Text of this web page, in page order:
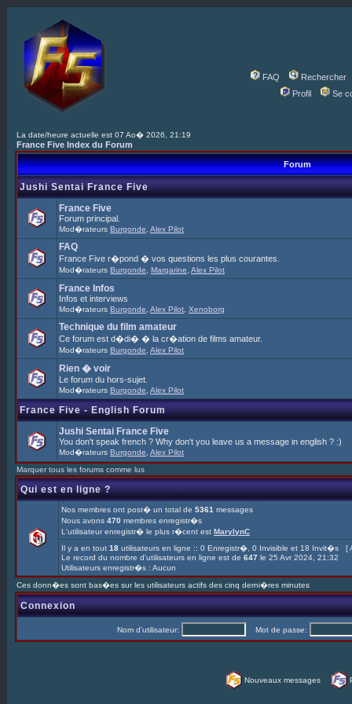
FAQ
Rechercher
Profil
Se
La date/heure actuelle est 07 Ao� 2026, 21:19
France Five Index du Forum
Forum
Jushi Sentai France Five
France Five
Forum principal.
Mod�rateurs Burgonde Alex Pilot
FAQ
France Five r�pond � vos questions les plus courantes.
Mod�rateurs Burgonde Margarine Alex Pilot
France Infos
Infos et interviews
Mod�rateurs Burgonde Alex Pilot Xenoborg
Technique du film amateur
Ce forum est d�di� � la cr�ation de films amateur.
Mod�rateurs Burgonde Alex Pilot
Rien � voir
Le forum du hors-sujet.
Mod�rateurs Burgonde Alex Pilot
France Five - English Forum
Jushi Sentai France Five
You don't speak french ? Why don't you leave us a message in english ? :)
Mod�rateurs Burgonde Alex Pilot
Marquer tous les forums comme lus
Qui est en ligne ?
Nos membres ont post� un total de 5361 messages
Nous avons 470 membres enregistr�s
L'utilisateur enregistr� le plus r�cent est MarylynC
Il y a en tout 18 utilisateurs en ligne :: 0 Enregistr�, 0 Invisible et 18 Invit�s [
Le record du nombre d'utilisateurs en ligne est de 647 le 25 Avr 2024, 21:32
Utilisateurs enregistr�s : Aucun
Ces donn�es sont bas�es sur les utilisateurs actifs des cinq derni�res minutes
Connexion
Nom d'utilisateur: Mot de passe:
Nouveaux messages